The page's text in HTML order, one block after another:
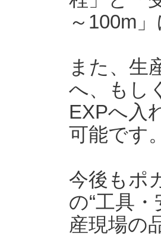
～100m
また、生
へ、もし
EXPへ入
可能です
今後もポ
の“工具
産現場の